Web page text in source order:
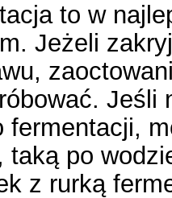
to w
Jeżeli
fermentacji,
po
z rurką